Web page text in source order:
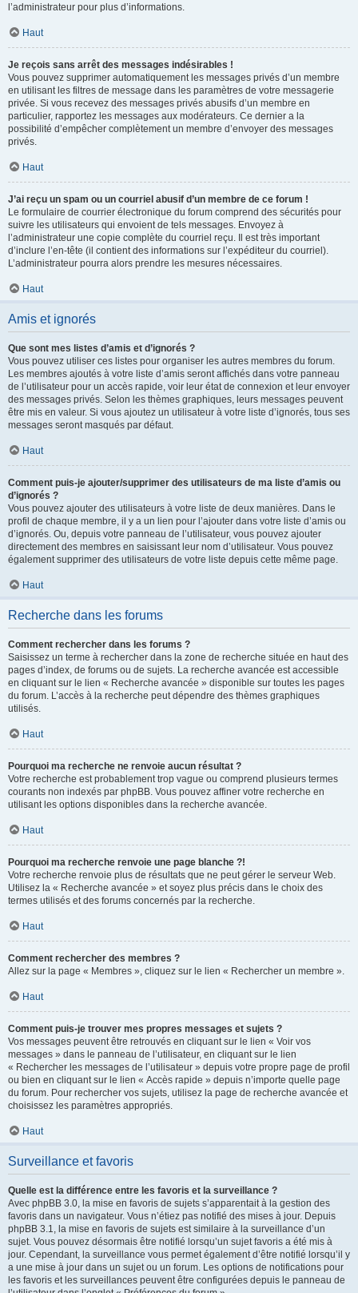
l’administrateur pour plus d’informations.
Haut
Je reçois sans arrêt des messages indésirables !
Vous pouvez supprimer automatiquement les messages privés d’un membre
en utilisant les filtres de message dans les paramètres de votre messagerie
privée. Si vous recevez des messages privés abusifs d’un membre en
particulier, rapportez les messages aux modérateurs. Ce dernier a la
possibilité d’empêcher complètement un membre d’envoyer des messages
privés.
Haut
J’ai reçu un spam ou un courriel abusif d’un membre de ce forum !
Le formulaire de courrier électronique du forum comprend des sécurités pour
suivre les utilisateurs qui envoient de tels messages. Envoyez à
l’administrateur une copie complète du courriel reçu. Il est très important
d’inclure l’en-tête (il contient des informations sur l’expéditeur du courriel).
L’administrateur pourra alors prendre les mesures nécessaires.
Haut
Amis et ignorés
Que sont mes listes d’amis et d’ignorés ?
Vous pouvez utiliser ces listes pour organiser les autres membres du forum.
Les membres ajoutés à votre liste d’amis seront affichés dans votre panneau
de l’utilisateur pour un accès rapide, voir leur état de connexion et leur envoyer
des messages privés. Selon les thèmes graphiques, leurs messages peuvent
être mis en valeur. Si vous ajoutez un utilisateur à votre liste d’ignorés, tous ses
messages seront masqués par défaut.
Haut
Comment puis-je ajouter/supprimer des utilisateurs de ma liste d’amis ou
d’ignorés ?
Vous pouvez ajouter des utilisateurs à votre liste de deux manières. Dans le
profil de chaque membre, il y a un lien pour l’ajouter dans votre liste d’amis ou
d’ignorés. Ou, depuis votre panneau de l’utilisateur, vous pouvez ajouter
directement des membres en saisissant leur nom d’utilisateur. Vous pouvez
également supprimer des utilisateurs de votre liste depuis cette même page.
Haut
Recherche dans les forums
Comment rechercher dans les forums ?
Saisissez un terme à rechercher dans la zone de recherche située en haut des
pages d’index, de forums ou de sujets. La recherche avancée est accessible
en cliquant sur le lien « Recherche avancée » disponible sur toutes les pages
du forum. L’accès à la recherche peut dépendre des thèmes graphiques
utilisés.
Haut
Pourquoi ma recherche ne renvoie aucun résultat ?
Votre recherche est probablement trop vague ou comprend plusieurs termes
courants non indexés par phpBB. Vous pouvez affiner votre recherche en
utilisant les options disponibles dans la recherche avancée.
Haut
Pourquoi ma recherche renvoie une page blanche ?!
Votre recherche renvoie plus de résultats que ne peut gérer le serveur Web.
Utilisez la « Recherche avancée » et soyez plus précis dans le choix des
termes utilisés et des forums concernés par la recherche.
Haut
Comment rechercher des membres ?
Allez sur la page « Membres », cliquez sur le lien « Rechercher un membre ».
Haut
Comment puis-je trouver mes propres messages et sujets ?
Vos messages peuvent être retrouvés en cliquant sur le lien « Voir vos
messages » dans le panneau de l’utilisateur, en cliquant sur le lien
« Rechercher les messages de l’utilisateur » depuis votre propre page de profil
ou bien en cliquant sur le lien « Accès rapide » depuis n’importe quelle page
du forum. Pour rechercher vos sujets, utilisez la page de recherche avancée et
choisissez les paramètres appropriés.
Haut
Surveillance et favoris
Quelle est la différence entre les favoris et la surveillance ?
Avec phpBB 3.0, la mise en favoris de sujets s’apparentait à la gestion des
favoris dans un navigateur. Vous n’étiez pas notifié des mises à jour. Depuis
phpBB 3.1, la mise en favoris de sujets est similaire à la surveillance d’un
sujet. Vous pouvez désormais être notifié lorsqu’un sujet favoris a été mis à
jour. Cependant, la surveillance vous permet également d’être notifié lorsqu’il y
a une mise à jour dans un sujet ou un forum. Les options de notifications pour
les favoris et les surveillances peuvent être configurées depuis le panneau de